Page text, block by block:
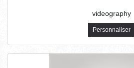
videography
Personnaliser